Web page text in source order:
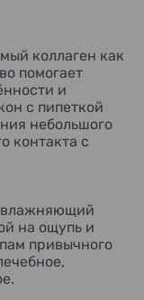
кожи.
компонент
кожей и
за состоянием
зуда,
кожи
участки с ранами,
При
водой. Хранить
высокой и
коллаген как
помогает
и
с пипеткой
небольшого
контакта с
на ощупь и
привычного